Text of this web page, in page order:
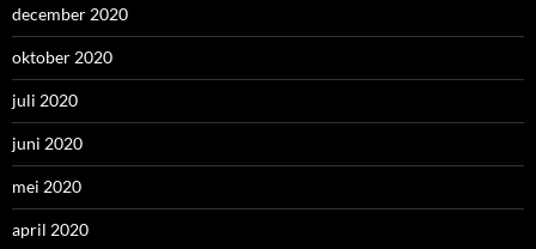
december 2020
oktober 2020
juli 2020
juni 2020
mei 2020
april 2020